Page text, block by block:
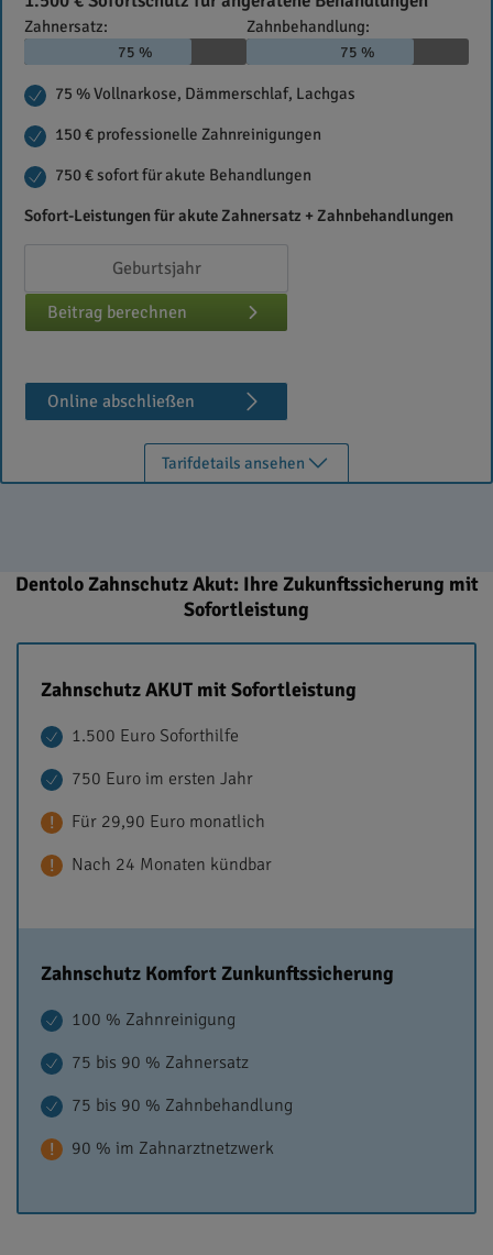
Zahnersatz:
75 %
Zahnbehandlung:
75 %
75 % Vollnarkose, Dämmerschlaf, Lachgas
150 € professionelle Zahnreinigungen
750 € sofort für akute Behandlungen
Sofort-Leistungen für akute Zahnersatz + Zahnbehandlungen
Beitrag berechnen
Online abschließen
Tarifdetails ansehen
Dentolo Zahnschutz Akut: Ihre Zukunftssicherung mit
Sofortleistung
Zahnschutz AKUT mit Sofortleistung
1.500 Euro Soforthilfe
750 Euro im ersten Jahr
Für 29,90 Euro monatlich
Nach 24 Monaten kündbar
Zahnschutz Komfort Zunkunftssicherung
100 % Zahnreinigung
75 bis 90 % Zahnersatz
75 bis 90 % Zahnbehandlung
90 % im Zahnarztnetzwerk